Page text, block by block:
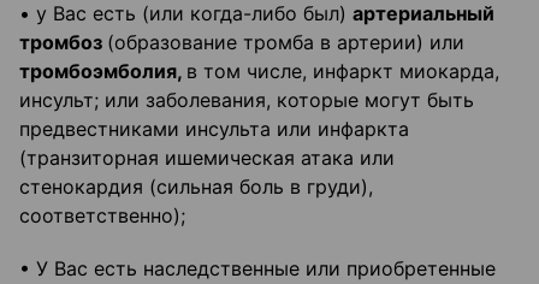
• у Вас есть (или когда-либо был) артериальный
тромбоз (образование тромба в артерии) или
тромбоэмболия, в том числе, инфаркт миокарда,
инсульт; или заболевания, которые могут быть
предвестниками инсульта или инфаркта
(транзиторная ишемическая атака или
стенокардия (сильная боль в груди),
соответственно);
• У Вас есть наследственные или приобретенные